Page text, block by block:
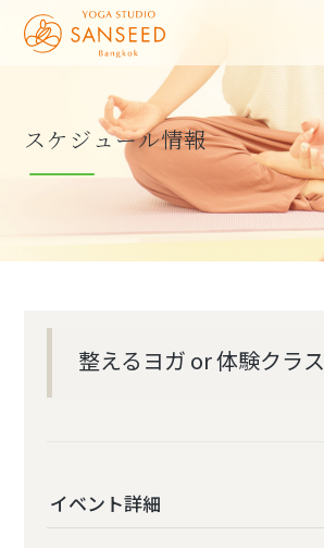
スケジュール情報
整えるヨガ or 体験クラス
イベント詳細